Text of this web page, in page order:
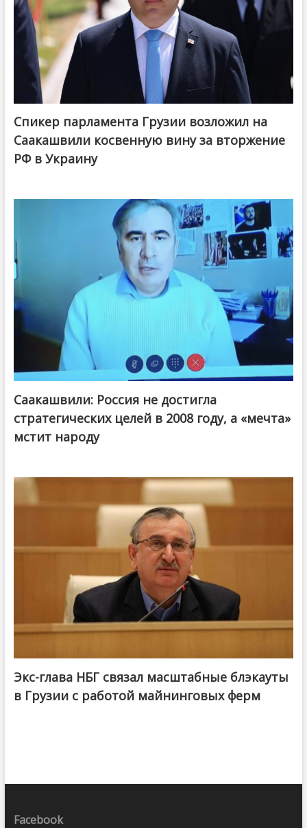
Спикер парламента Грузии возложил на
Саакашвили косвенную вину за вторжение
РФ в Украину
Саакашвили: Россия не достигла
стратегических целей в 2008 году, а «мечта»
мстит народу
Экс-глава НБГ связал масштабные блэкауты
в Грузии с работой майнинговых ферм
Facebook